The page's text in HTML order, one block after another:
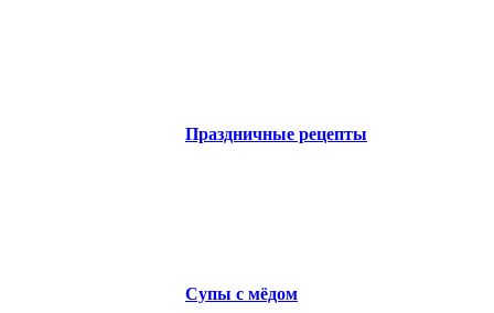
Праздничные рецепты
Супы с мёдом